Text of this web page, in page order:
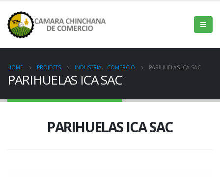
HOME PROJECTS INDUSTRIA, COMERCIO PARIHUELAS ICA SAC
PARIHUELAS ICA SAC
PARIHUELAS ICA SAC